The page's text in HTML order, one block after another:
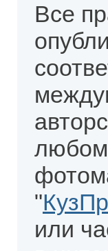
Все
любом
"
или